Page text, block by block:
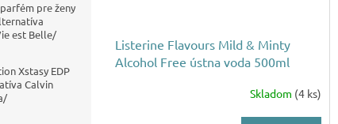
pre ženy
est Belle/
Xstasy EDP
Calvin
Listerine Flavours Mild & Minty
Alcohol Free ústna voda 500ml
Skladom (4 ks)